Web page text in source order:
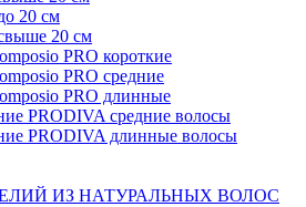
20 см
20 см
PRO короткие
PRO средние
PRO длинные
PRODIVA средние волосы
PRODIVA длинные волосы
ИЗ НАТУРАЛЬНЫХ ВОЛОС